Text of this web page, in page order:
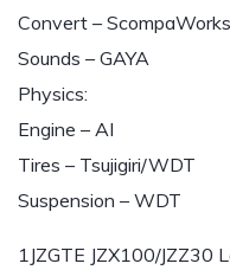
Convert – ScompaWorks
Sounds – GAYA
Physics:
Engine – AI
Tires – Tsujigiri/WDT
Suspension – WDT
1JZGTE JZX100/JZZ30